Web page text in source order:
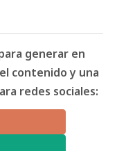
generar en
contenido y una
redes sociales: